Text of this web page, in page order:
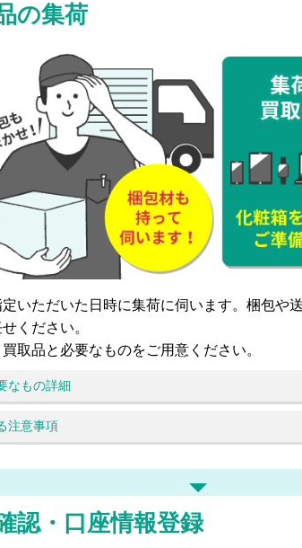
の集荷
いただいた日時に集荷に伺います。梱包や
ください。
取品と必要なものをご用意ください。
なもの詳細
注意事項
認・口座情報登録